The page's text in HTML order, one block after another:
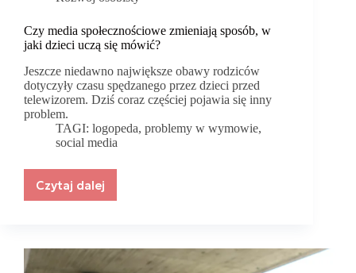
Czy media społecznościowe zmieniają sposób, w
jaki dzieci uczą się mówić?
Jeszcze niedawno największe obawy rodziców
dotyczyły czasu spędzanego przez dzieci przed
telewizorem. Dziś coraz częściej pojawia się inny
problem.
TAGI: logopeda,problemy w wymowie,
social media
Czytaj dalej
Czy
sposób,